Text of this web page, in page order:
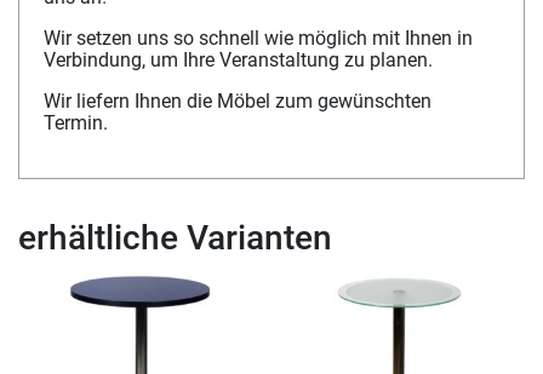
Wir setzen uns so schnell wie möglich mit Ihnen in
Verbindung, um Ihre Veranstaltung zu planen.
Wir liefern Ihnen die Möbel zum gewünschten
Termin.
erhältliche Varianten